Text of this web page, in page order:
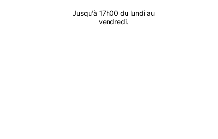
Jusqu'à 17h00 du lundi au
vendredi.